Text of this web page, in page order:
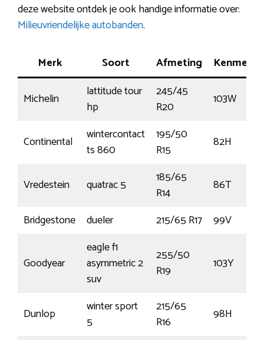
deze website ontdek je ook handige informatie over:
Milieuvriendelijke autobanden.
Merk Soort Afmeting Kenmerk
Michelin
lattitude tour
hp
245/45
R20
103W
Continental
wintercontact
ts 860
195/50
R15
82H
Vredestein quatrac 5
185/65
R14
86T
Bridgestone
dueler 215/65 R17 99V
Goodyear
eagle f1
asymmetric 2
suv
255/50
R19
103Y
Dunlop
winter sport
5
215/65
R16
98H